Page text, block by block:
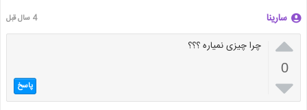
سارینا 4 سال قبل

0

چرا چیزی نمیاره ؟؟؟
پاسخ